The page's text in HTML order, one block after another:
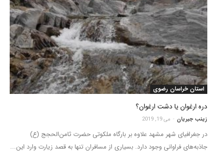
استان خراسان رضوی
دره ارغوان یا دشت ارغوان؟
زینب جیریان - می 19, 2019
در جغرافیای شهر مشهد علاوه بر بارگاه ملکوتی حضرت ثامن‌الحجج‌ (ع)
جاذبه‌های فراوانی وجود دارد. بسیاری از مسافران تنها به قصد زیارت وارد این...